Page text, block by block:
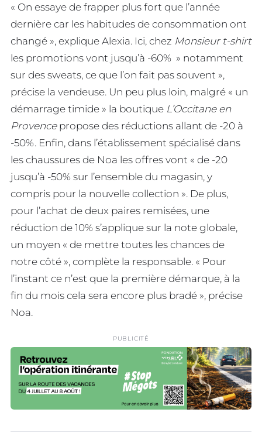
« On essaye de frapper plus fort que l’année
dernière car les habitudes de consommation ont
changé », explique Alexia. Ici, chez Monsieur t-shirt
les promotions vont jusqu’à -60% » notamment
sur des sweats, ce que l’on fait pas souvent »,
précise la vendeuse. Un peu plus loin, malgré « un
démarrage timide » la boutique L’Occitane en
Provencepropose des réductions allant de -20 à
-50%. Enfin, dans l’établissement spécialisé dans
les chaussures de Noa les offres vont « de -20
jusqu’à -50% sur l’ensemble du magasin, y
compris pour la nouvelle collection ». De plus,
pour l’achat de deux paires remisées, une
réduction de 10% s’applique sur la note globale,
un moyen « de mettre toutes les chances de
notre côté », complète la responsable. « Pour
l’instant ce n’est que la première démarque, à la
fin du mois cela sera encore plus bradé », précise
Noa.
PUBLICITÉ